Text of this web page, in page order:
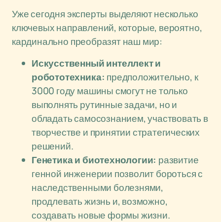
Уже сегодня эксперты выделяют несколько
ключевых направлений, которые, вероятно,
кардинально преобразят наш мир:
Искусственный интеллект и
робототехника: предположительно, к
3000 году машины смогут не только
выполнять рутинные задачи, но и
обладать самосознанием, участвовать в
творчестве и принятии стратегических
решений.
Генетика и биотехнологии: развитие
генной инженерии позволит бороться с
наследственными болезнями,
продлевать жизнь и, возможно,
создавать новые формы жизни.